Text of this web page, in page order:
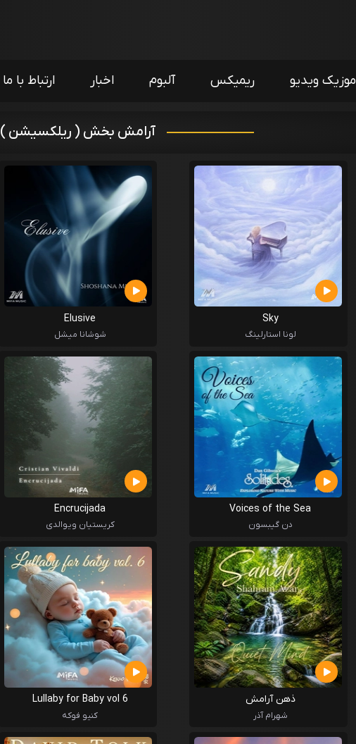
موزیک ویدیو ریمیکس آلبوم اخبار ارتباط با ما
آرامش بخش ( ریلکسیشن )
Sky
لونا استارلینگ
Elusive
شوشانا میشل
Voices of the Sea
دن گیبسون
Encrucijada
کریستیان ویوالدی
ذهن آرامش
شهرام آذر
Lullaby for Baby vol 6
کنیو فوکه